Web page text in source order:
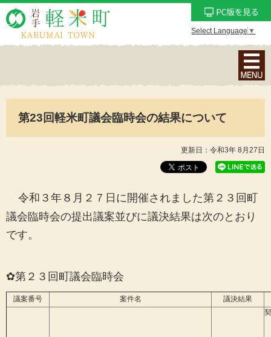
Select Language ▼
ナ
ビ
ン
メ
ュ
を
第23回軽米町議会臨時会の結果について
更新日：令和3年 8月27日
令和３年８ 月２７日に開催されました第２３回町
議会臨時会の提出議案並びに議決結果は次のとおり
です。
✿第２３回町議会臨時会
議案番号 案件名 議決結果